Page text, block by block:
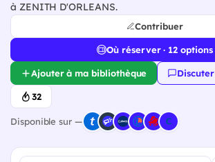
à ZENITH D'ORLEANS.
Contribuer
Où réserver · 12 options
Ajouter à ma bibliothèque Discuter
32
Disponible sur —